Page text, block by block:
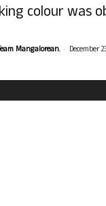
colour was
Mangalorean. - December